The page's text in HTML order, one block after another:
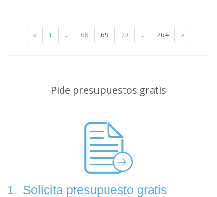
« 1 ... 68 69 70 ... 264 »
Pide presupuestos gratis
1. Solicita presupuesto gratis